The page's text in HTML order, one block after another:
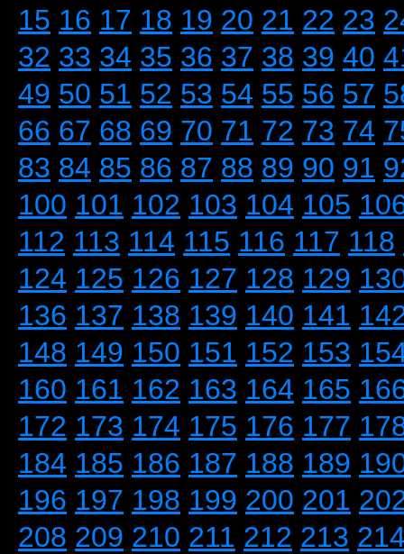
15 16 17 18 19 20 21 22 23
32 33 34 35 36 37 38 39 40
49 50 51 52 53 54 55 56 57
66 67 68 69 70 71 72 73 74
83 84 85 86 87 88 89 90 91
100 101 102 103 104 105
112 113 114 115 116 117 118
124 125 126 127 128 129
136 137 138 139 140 141
148 149 150 151 152 153
160 161 162 163 164 165
172 173 174 175 176 177
184 185 186 187 188 189
196 197 198 199 200 201
208 209 210 211 212 213